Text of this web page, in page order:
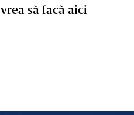
să facă aici